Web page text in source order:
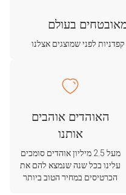
בעולם
לפני שמוצגים אצלנו
האוהדים אוהבים
אותנו
מעל 2.5 מיליון אוהדים סומכים
עלינו בכל שנה שנמצא להם את
הכרטיסים במחיר הטוב ביותר